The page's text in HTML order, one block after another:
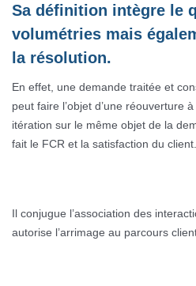
Sa définition intègre le
volumétries mais
la résolution.
En effet, une demande traitée et
peut faire l’objet d’une réouverture
itération sur le même objet de la
fait le FCR et la satisfaction du client.
Il conjugue l’association des
autorise l’arrimage au parcours